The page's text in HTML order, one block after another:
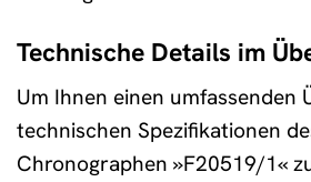
Technische Details im
Um Ihnen einen umfassenden
technischen Spezifikationen
Chronographen »F20519/1«